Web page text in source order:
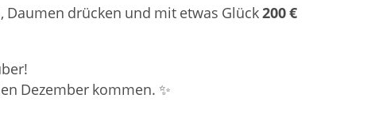
Daumen drücken und mit etwas Glück200 €
Dezember kommen. ✨